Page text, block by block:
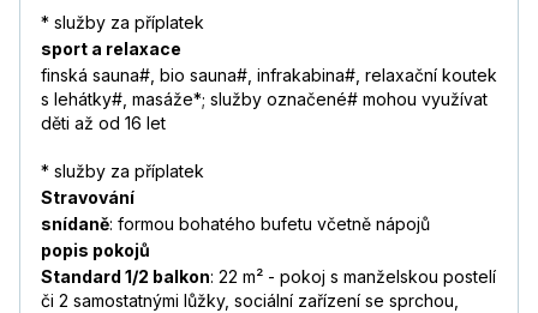
* služby za příplatek
sport a relaxace
finská sauna#, bio sauna#, infrakabina#, relaxační koutek
s lehátky#, masáže*; služby označené# mohou využívat
děti až od 16 let
* služby za příplatek
Stravování
snídaně: formou bohatého bufetu včetně nápojů
popis pokojů
Standard 1/2 balkon: 22 m² - pokoj s manželskou postelí
či 2 samostatnými lůžky, sociální zařízení se sprchou,